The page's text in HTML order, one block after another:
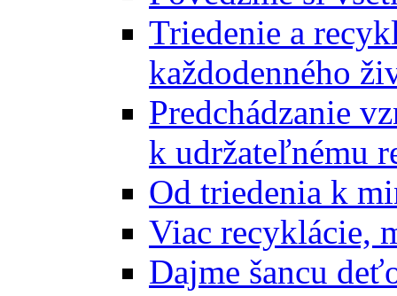
Triedenie a
každodenného
Predchádzanie
k udržateľnému
Od triedenia k
Viac recyklácie,
Dajme šancu